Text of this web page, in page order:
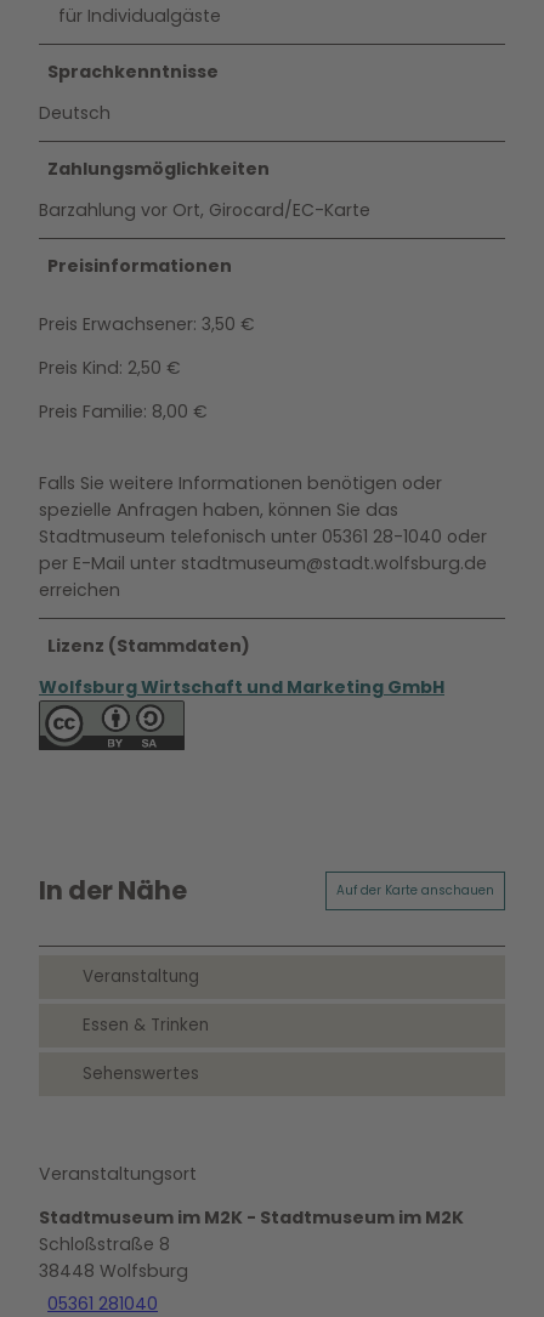
für Individualgäste
Sprachkenntnisse
Deutsch
Zahlungsmöglichkeiten
Barzahlung vor Ort, Girocard/EC-Karte
Preisinformationen
Preis Erwachsener: 3,50 €
Preis Kind: 2,50 €
Preis Familie: 8,00 €
Falls Sie weitere Informationen benötigen oder
spezielle Anfragen haben, können Sie das
Stadtmuseum telefonisch unter 05361 28-1040 oder
per E-Mail unter stadtmuseum@stadt.wolfsburg.de
erreichen
Lizenz (Stammdaten)
Wolfsburg Wirtschaft und Marketing GmbH
In der Nähe Auf der Karte anschauen
Veranstaltung
Essen & Trinken
Sehenswertes
Veranstaltungsort
Stadtmuseum im M2K - Stadtmuseum im M2K
Schloßstraße 8
38448 Wolfsburg
05361 281040